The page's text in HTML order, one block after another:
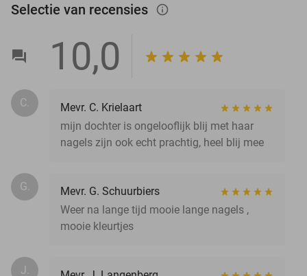
Selectie van recensies info_outlined
10,0
C.
Mevr. C. Krielaart
mijn dochter is ongelooflijk blij met haar
nagels zijn ook echt prachtig, heel blij mee
G.
Mevr. G. Schuurbiers
Weer na lange tijd mooie lange nagels ,
mooie kleurtjes
J.